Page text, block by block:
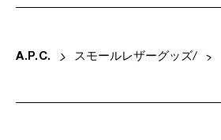
A. P. C. スモールレザーグッズ